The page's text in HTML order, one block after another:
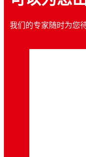
我们的专家随时为您